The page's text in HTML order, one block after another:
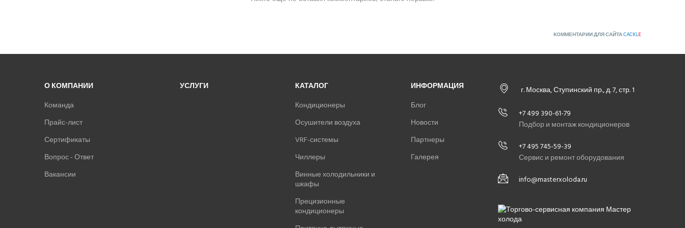
КОММЕНТАРИИ ДЛЯ САЙТАCACKLE
О КОМПАНИИ
Команда
Прайс-лист
Сертификаты
Вопрос - Ответ
Вакансии
УСЛУГИ
КАТАЛОГ
Кондиционеры
Осушители воздуха
VRF-системы
Чиллеры
Винные холодильники и
шкафы
Прецизионные
кондиционеры
ИНФОРМАЦИЯ
Блог
Новости
Партнеры
Галерея
г. Москва, Ступинский пр., д. 7, стр. 1
+7 499 390-61-79
Подбор и монтаж кондиционеров
+7 495 745-59-39
Сервис и ремонт оборудования
info@masterxoloda.ru